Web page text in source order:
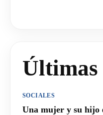
Últimas
SOCIALES
Una mujer y su hijo